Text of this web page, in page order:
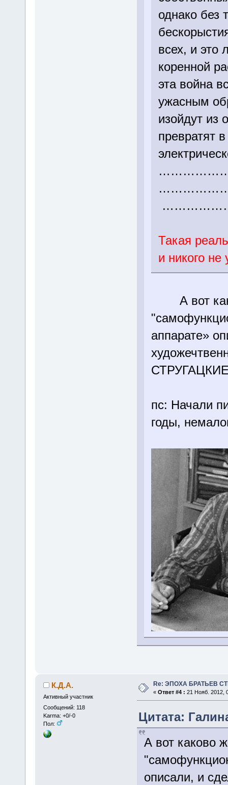
однако без
всех, и это
коренной
эта война
ужасным
изойдут из
превратят
Такая
и никого не
А вот
аппарате»
пс: Начали
годы,
К.Д.А.
Активный участник
Сообщений: 118
Karma: +0/-0
Пол:
Re: ЭПОХА БРАТЬЕВ
« Ответ #4 : 21 Нояб. 2012,
Цитата:
А вот каково
описали, и